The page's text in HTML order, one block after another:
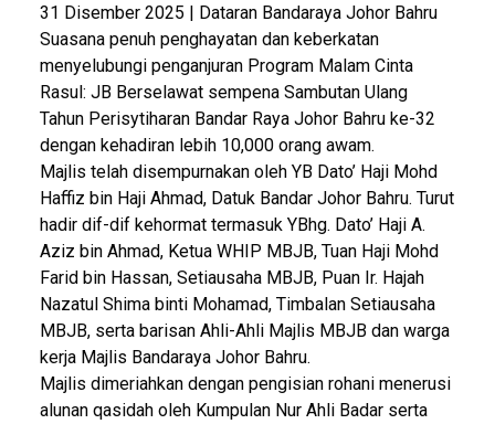
31 Disember 2025 | Dataran Bandaraya Johor Bahru
Suasana penuh penghayatan dan keberkatan
menyelubungi penganjuran Program Malam Cinta
Rasul: JB Berselawat sempena Sambutan Ulang
Tahun Perisytiharan Bandar Raya Johor Bahru ke-32
dengan kehadiran lebih 10,000 orang awam.
Majlis telah disempurnakan oleh YB Dato’ Haji Mohd
Haffiz bin Haji Ahmad, Datuk Bandar Johor Bahru. Turut
hadir dif-dif kehormat termasuk YBhg. Dato’ Haji A.
Aziz bin Ahmad, Ketua WHIP MBJB, Tuan Haji Mohd
Farid bin Hassan, Setiausaha MBJB, Puan Ir. Hajah
Nazatul Shima binti Mohamad, Timbalan Setiausaha
MBJB, serta barisan Ahli-Ahli Majlis MBJB dan warga
kerja Majlis Bandaraya Johor Bahru.
Majlis dimeriahkan dengan pengisian rohani menerusi
alunan qasidah oleh Kumpulan Nur Ahli Badar serta